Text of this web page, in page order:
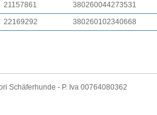
21157861
380260044273531
22169292 380260102340668
Schäferhunde - P. Iva 00764080362